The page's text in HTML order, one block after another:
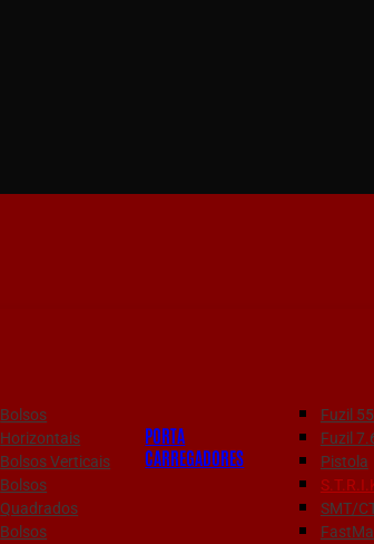
Bolsos
Horizontais
Bolsos Verticais
Bolsos
Quadrados
Bolsos
PORTA
CARREGADORES
Fuzil
Fuzil
Pistola
SMT/